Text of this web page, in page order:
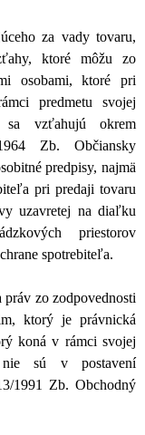
za vady tovaru,
ktoré môžu zo
osobami, ktoré pri
predmetu svojej
sa vzťahujú okrem
Zb. Občiansky
predpisy, najmä
pri predaji tovaru
uzavretej na diaľku
priestorov
spotrebiteľa.
zo zodpovednosti
ktorý je právnická
koná v rámci svojej
nie sú v postavení
1991 Zb. Obchodný